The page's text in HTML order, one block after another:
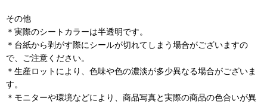
その他
＊実際のシートカラーは半透明です。
＊台紙から剥がす際にシールが切れてしまう場合がございますの
で、ご注意ください。
＊生産ロットにより、色味や色の濃淡が多少異なる場合がございま
す。
＊モニターや環境などにより、商品写真と実際の商品の色合いが異